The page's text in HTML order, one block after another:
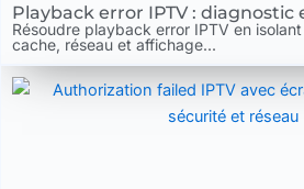
Playback error IPTV : diagnostic
Résoudre playback error IPTV en
cache, réseau et affichage...